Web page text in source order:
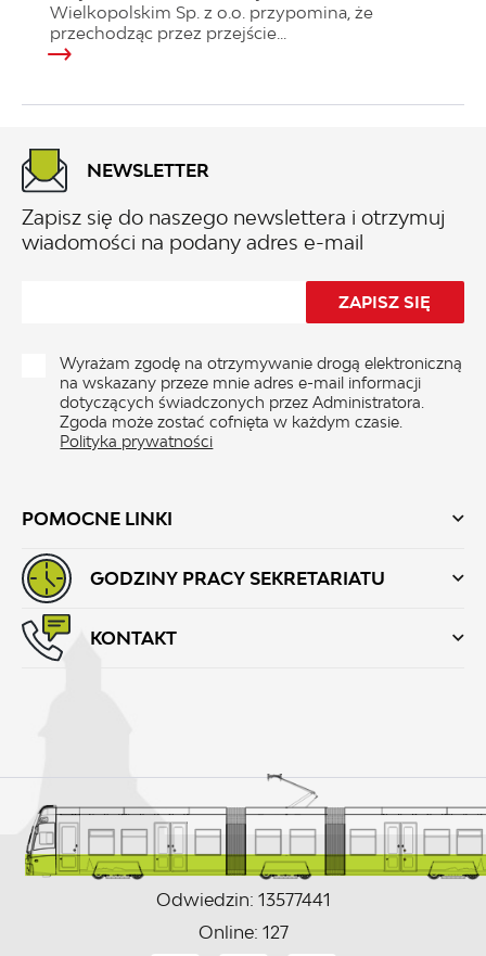
Wielkopolskim Sp. z o.o. przypomina, że
przechodząc przez przejście...
POMOCNE LINKI
NEWSLETTER
Zapisz się do naszego newslettera i otrzymuj
wiadomości na podany adres e-mail
Wyrażam zgodę na otrzymywanie drogą elektroniczną
na wskazany przeze mnie adres e-mail informacji
dotyczących świadczonych przez Administratora.
Zgoda może zostać cofnięta w każdym czasie.
Polityka prywatności
GODZINY PRACY SEKRETARIATU
KONTAKT
Odwiedzin: 13577441
Online: 127